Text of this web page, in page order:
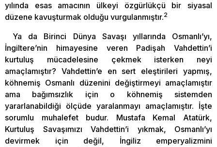
yılında esas amacının ülkeyi özgürlükçü bir siyasal
düzene kavuşturmak olduğu vurgulanmıştır.2
Ya da Birinci Dünya Savaşı yıllarında Osmanlı’yı,
İngiltere’nin himayesine veren Padişah Vahdettin’i
kurtuluş mücadelesine çekmek isterken neyi
amaçlamıştır? Vahdettin’e en sert eleştirileri yapmış,
köhnemiş Osmanlı düzenini değiştirmeyi amaçlamıştır
ama bağımsızlık için o köhnemiş sistemden
yararlanabildiği ölçüde yaralanmayı amaçlamıştır. İşte
sorumlu muhalefet budur. Mustafa Kemal Atatürk,
Kurtuluş Savaşımızı Vahdettin’i yıkmak, Osmanlı’yı
devirmek için değil, İngiliz emperyalizmini